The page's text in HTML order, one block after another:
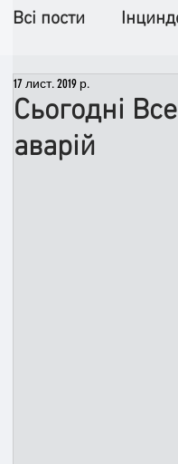
Всі пости
День
Спільні заходи
Сьогодні
аварій
17 лист. 2019 р.